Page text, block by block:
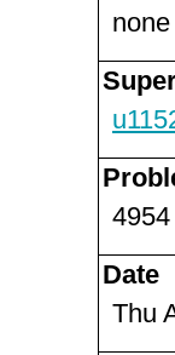
none
4954
Date
Thu